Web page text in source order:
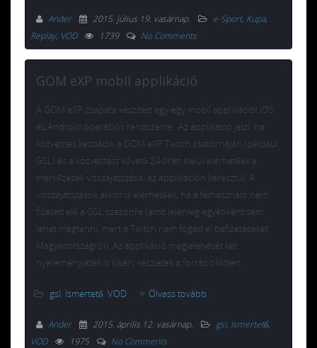
Ander 2015. július 19. vasárnap. e-Sport, Kupa,
Replay, VOD 1739 No Comments
GOM eXP mobil applikáció
A GOM eXP csapata készített egy-egy mobil applikációt iOS
és Android operációs rendszerre. Az applikáció jelzi, ha
közvetítés kezdődik a GOM eXP Twitch csatornáján (például
GSL) és a közvetítést követő 24 órán belül elérhetőek a
mérkőzések visszajátszásai az applikáción keresztül. A
visszajátszások akkor is elérhetőek, ha a felhasználó nem
fizetett elő a GSL szezonra (amit jelenleg egyébként sem
lehet megtenni, mert a Twitch nem fogad el befizetéseket
Magyarországról). Az applikáció megjelenését két
nyereményjáték is kíséri, részletek a forrás cikkben.
gsl, Ismertető, VOD Olvass tovább
Ander 2015. április 12. vasárnap. gsl, Ismertető,
VOD
1975 No Comments